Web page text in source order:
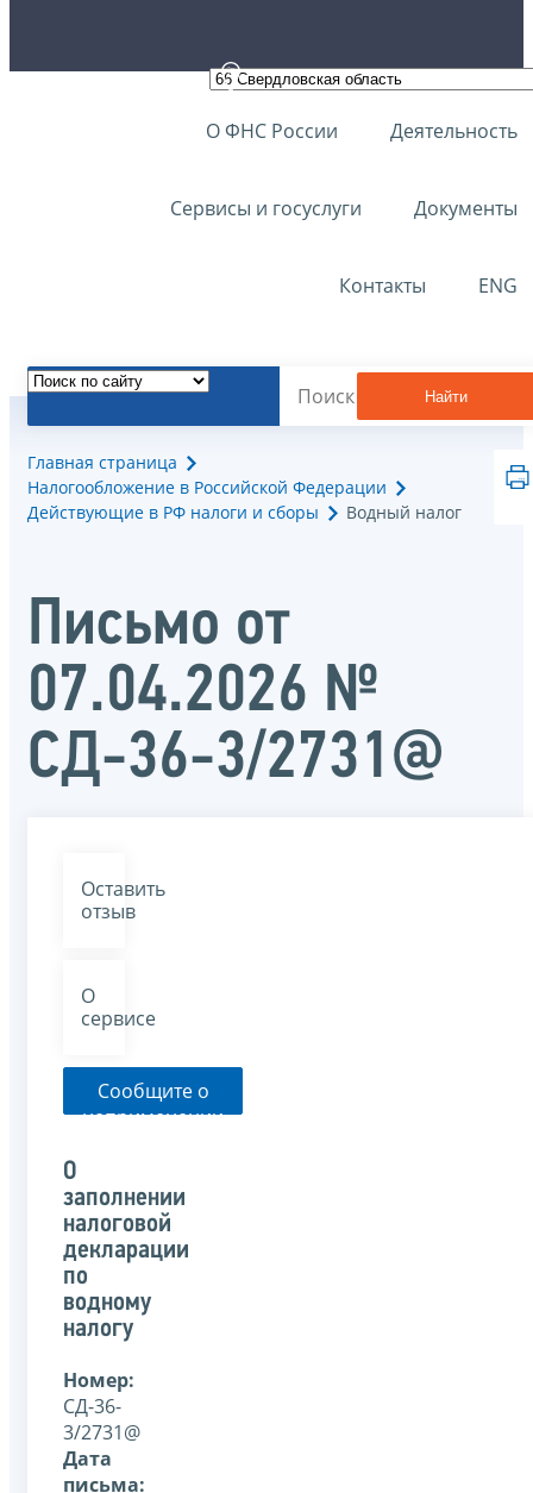
О ФНС России Деятельность
Сервисы и госуслуги Документы
Контакты ENG
Найти
Главная страница
Налогообложение в Российской Федерации
Действующие в РФ налоги и сборы
Водный налог
Письмо от
07.04.2026 №
СД-36-3/2731@
Оставить
отзыв
О
сервисе
Сообщите о
неприменении
указанного
письма
О
заполнении
налоговой
декларации
по
водному
налогу
Номер:
СД-36-
3/2731@
Дата
письма: